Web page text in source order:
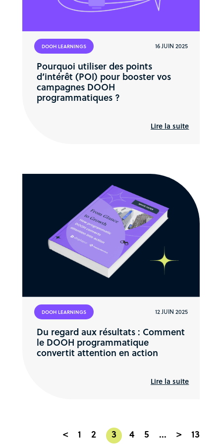
DOOH LEARNINGS 16 JUIN 2025
Pourquoi utiliser des points
d’intérêt (POI) pour booster vos
campagnes DOOH
programmatiques ?
Lire la suite
DOOH LEARNINGS 12 JUIN 2025
Du regard aux résultats : Comment
le DOOH programmatique
convertit attention en action
Lire la suite
< 1 2 3 4 5 ... > 13